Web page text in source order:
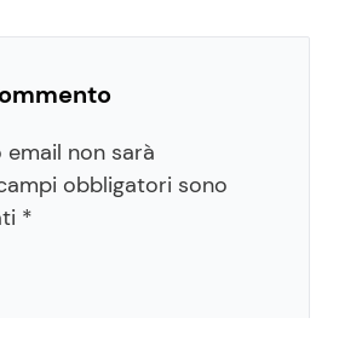
email non sarà
obbligatori sono
*